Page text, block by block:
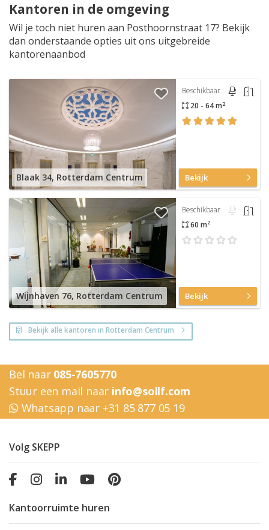
Kantoren in de omgeving
Wil je toch niet huren aan Posthoornstraat 17? Bekijk
dan onderstaande opties uit ons uitgebreide
kantorenaanbod
Blaak 34, Rotterdam Centrum
Beschikbaar
20 - 64 m2
Bekijk
Wijnhaven 76, Rotterdam Centrum
Beschikbaar
60 m2
Bekijk
Bekijk alle kantoren in Rotterdam Centrum
Bel naar 085-7605770
Stuur een mail naar info@sollf.com
Whatsapp naar +31 85 877 05 19
Volg SKEPP
Kantoorruimte huren